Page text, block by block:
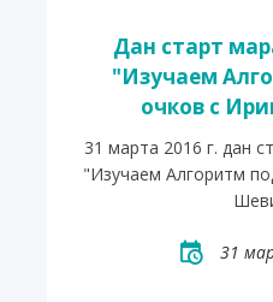
Дан старт
"Изучаем
очков с
31 марта 2016 г. дан
"Изучаем Алгоритм
31